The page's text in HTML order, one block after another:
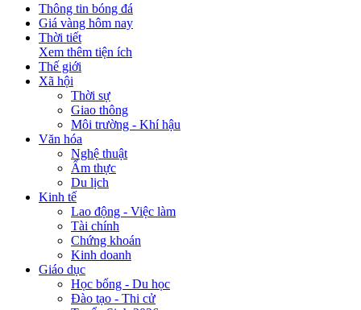
Thông tin bóng đá
Giá vàng hôm nay
Thời tiết
Xem thêm tiện ích
Thế giới
Xã hội
Thời sự
Giao thông
Môi trường - Khí hậu
Văn hóa
Nghệ thuật
Ẩm thực
Du lịch
Kinh tế
Lao động - Việc làm
Tài chính
Chứng khoán
Kinh doanh
Giáo dục
Học bổng - Du học
Đào tạo - Thi cử